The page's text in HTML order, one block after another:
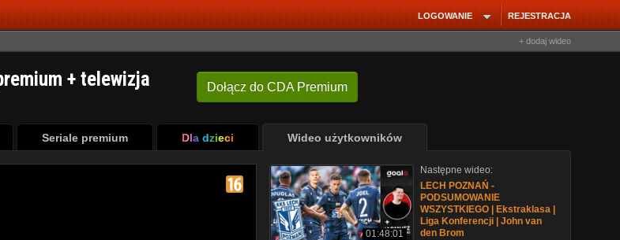
REJESTRACJA
LOGOWANIE
+ dodaj wideo
Dołącz do CDA Premium
+ telewizja
Seriale premium Dla dzieci Wideo użytkowników
01:48:01
Następne wideo:
LECH POZNAŃ -
PODSUMOWANIE
WSZYSTKIEGO | Ekstraklasa |
Liga Konferencji | John van
den Brom